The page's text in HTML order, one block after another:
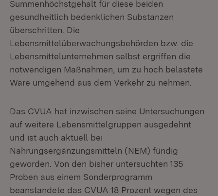
Summenhöchstgehalt für diese beiden
gesundheitlich bedenklichen Substanzen
überschritten. Die
Lebensmittelüberwachungsbehörden bzw. die
Lebensmittelunternehmen selbst ergriffen die
notwendigen Maßnahmen, um zu hoch belastete
Ware umgehend aus dem Verkehr zu nehmen.
Das CVUA hat inzwischen seine Untersuchungen
auf weitere Lebensmittelgruppen ausgedehnt
und ist auch aktuell bei
Nahrungsergänzungsmitteln (NEM) fündig
geworden. Von den bisher untersuchten 135
Proben aus einem Sonderprogramm
beanstandete das CVUA 18 Prozent wegen des